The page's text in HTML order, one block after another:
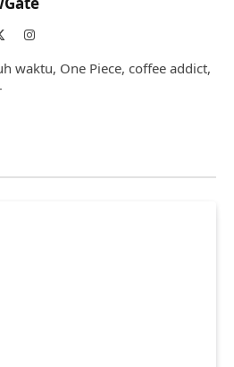
Instagram
waktu, One Piece, coffee addict,